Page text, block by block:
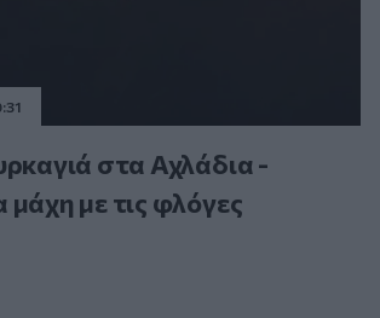
στα Αχλάδια -
μάχη με τις φλόγες